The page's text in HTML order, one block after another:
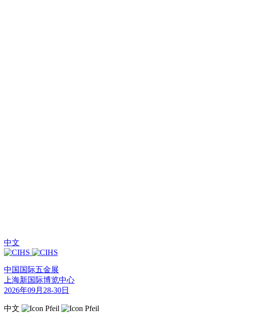
中文
中国国际五金展
上海新国际博览中心
2026年09月28-30日
中文